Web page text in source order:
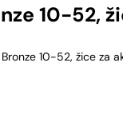
10-52,
10-52, žice za